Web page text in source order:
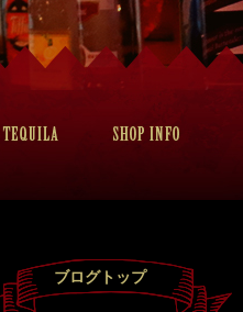
ブログトップ